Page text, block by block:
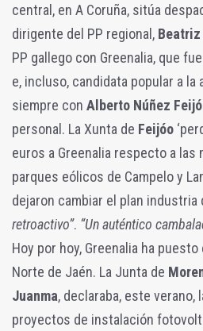
central, en A Coruña, sitúa
dirigente del PP regional,
PP gallego con Greenalia, que
e, incluso, candidata popular a la
siempre con Alberto Núñez
personal. La Xunta de Feijóo
euros a Greenalia respecto a
parques eólicos de Campelo y
dejaron cambiar el plan industria
retroactivo”. “Un auténtico
Hoy por hoy, Greenalia ha puesto
Norte de Jaén. La Junta de
Juanma, declaraba, este verano,
proyectos de instalación